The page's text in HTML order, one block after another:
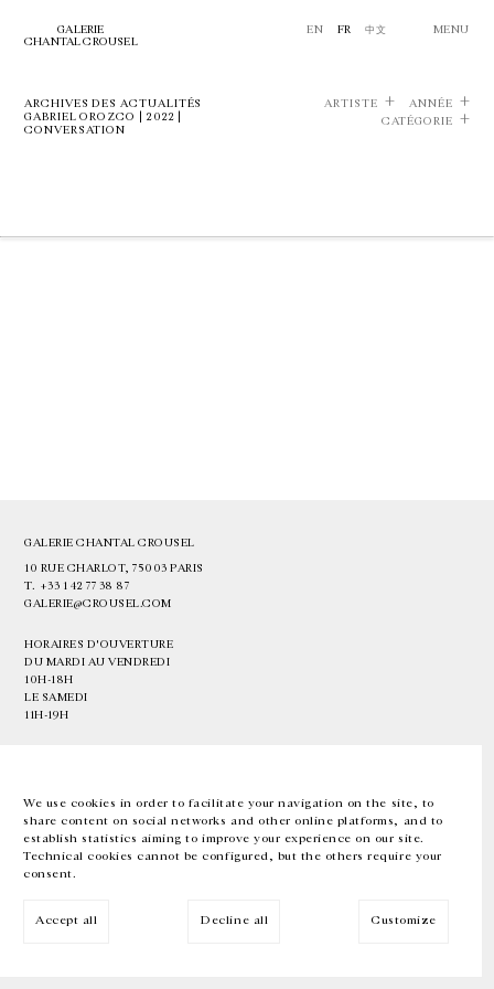
We use cookies in order to facilitate your navigation on the site, to
share content on social networks and other online platforms, and to
establish statistics aiming to improve your experience on our site.
Technical cookies cannot be configured, but the others require your
consent.
Accept all Decline all Customize
GALERIE
CHANTAL CROUSEL
EN FR 中文 MENU
ARCHIVES DES ACTUALITÉS
GABRIEL OROZCO | 2022 |
CONVERSATION
ARTISTE
ANNÉE
CATÉGORIE
GALERIE CHANTAL CROUSEL
10 RUE CHARLOT, 75003 PARIS
T. +33 1 42 77 38 87
GALERIE@CROUSEL.COM
HORAIRES D'OUVERTURE
DU MARDI AU VENDREDI
10H-18H
LE SAMEDI
11H-19H
EN FR 中文 Facebook Instagram
Inscrivez-vous à notre newsletter